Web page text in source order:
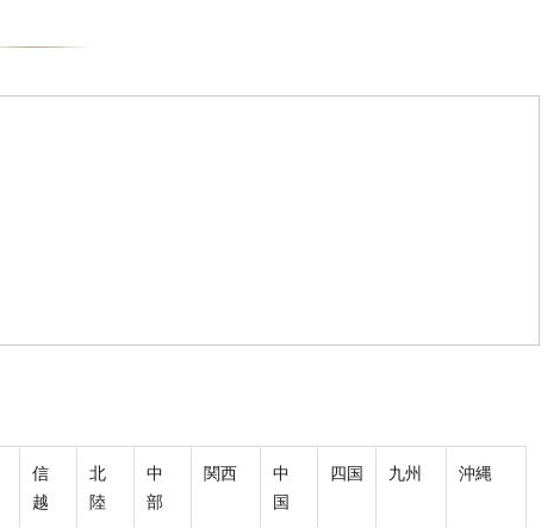
信
越
北
陸
中
部
関西
中
国
四国 九州 沖縄